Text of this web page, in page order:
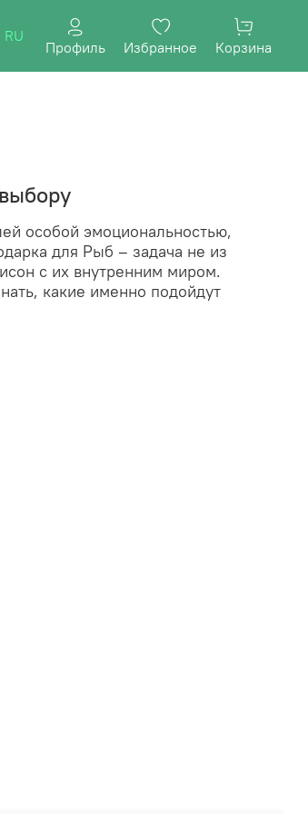
RU
Профиль Избранное Корзина
особой эмоциональностью,
для Рыб – задача не из
с их внутренним миром.
какие именно подойдут